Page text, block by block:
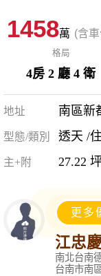
1458萬 (含
格局
4房 2 廳 4 衛
地址 南區新
型態/類別 透天 /
主+附 27.22
更多
江忠
南北台南
台南市南